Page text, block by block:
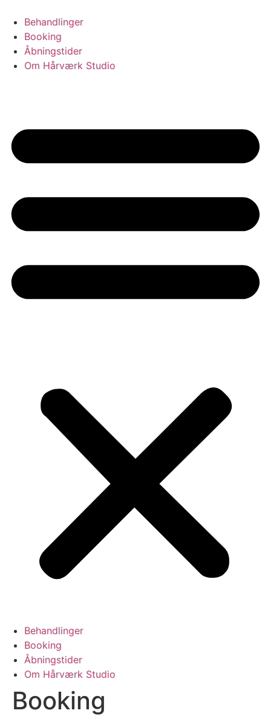
indhold
Behandlinger
Booking
Åbningstider
Om Hårværk Studio
Behandlinger
Booking
Åbningstider
Om Hårværk Studio
Booking